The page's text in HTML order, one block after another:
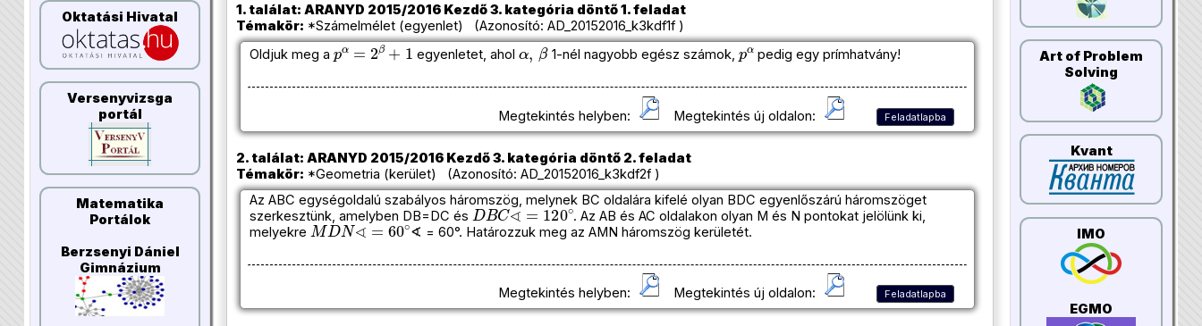
Oktatási Hivatal
Versenyvizsga
portál
Matematika
Portálok
Berzsenyi Dániel
Gimnázium
1. találat: ARANYD 2015/2016 Kezdő 3. kategória döntő 1. feladat
Témakör: *Számelmélet (egyenlet) (Azonosító: AD_20152016_k3kdf1f )
Oldjuk meg a
pα=2β+1
egyenletet, ahol
α,β
1-nél nagyobb egész számok,
pα
pedig egy prímhatvány!
Megtekintés helyben: Megtekintés új oldalon: Feladatlapba
2. találat: ARANYD 2015/2016 Kezdő 3. kategória döntő 2. feladat
Témakör: *Geometria (kerület) (Azonosító: AD_20152016_k3kdf2f )
Az ABC egységoldalú szabályos háromszög, melynek BC oldalára kifelé olyan BDC egyenlőszárú háromszöget
szerkesztünk, amelyben DB=DC és
DBC∢=120∘
. Az AB és AC oldalakon olyan M és N pontokat jelölünk ki,
melyekre
MDN∢=60∘
∢ = 60°. Határozzuk meg az AMN háromszög kerületét.
Megtekintés helyben: Megtekintés új oldalon: Feladatlapba
Art of Problem
Solving
Kvant
IMO
EGMO